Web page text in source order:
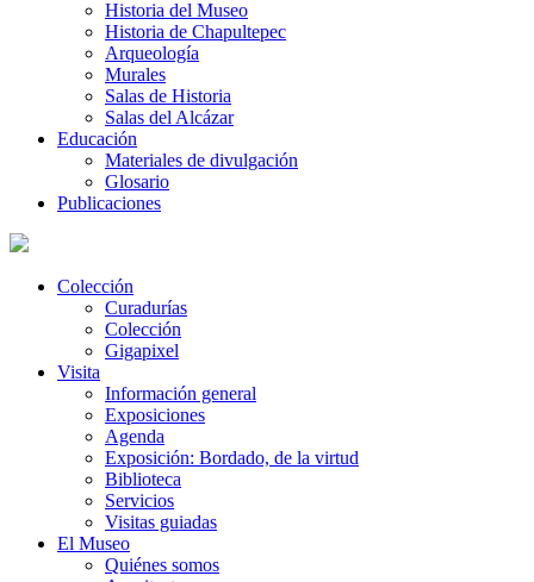
Historia del Museo
Historia de Chapultepec
Arqueología
Murales
Salas de Historia
Salas del Alcázar
Educación
Materiales de divulgación
Glosario
Publicaciones
Colección
Curadurías
Colección
Gigapixel
Visita
Información general
Exposiciones
Agenda
Exposición: Bordado, de la virtud
Biblioteca
Servicios
Visitas guiadas
El Museo
Quiénes somos